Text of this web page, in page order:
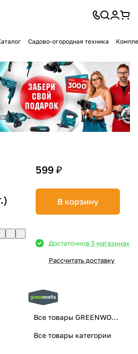
Садово-огородная техника
599 ₽
В корзину
Достаточнов 3 магазинах
Рассчитать доставку
Все товары GREENWORKS
Все товары категории
только
банка